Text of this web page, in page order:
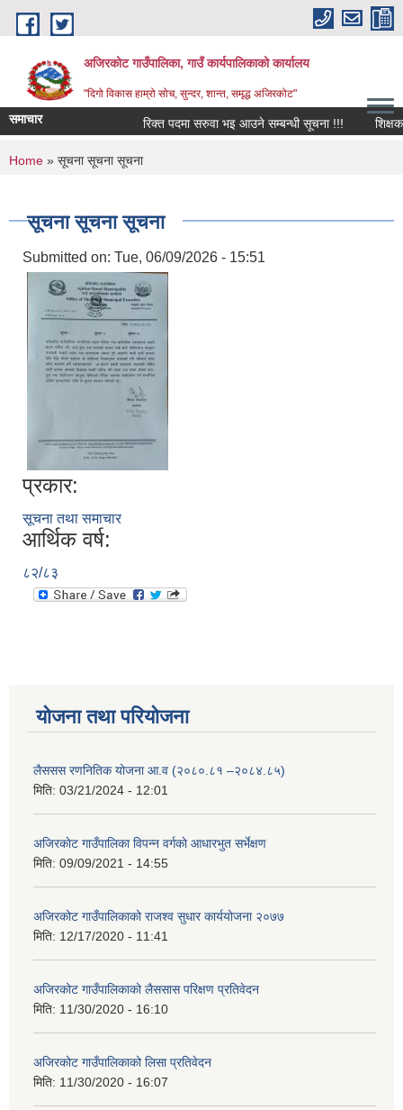
Skip to main content
अजिरकोट गाउँपालिका, गाउँ कार्यपालिकाको कार्यालय
"दिगो विकास हाम्रो सोच, सुन्दर, शान्त, समृद्ध अजिरकोट"
समाचार रिक्त पदमा सरुवा भइ आउने सम्बन्धी सूचना !!! शिक्षक
You are here
Home » सूचना सूचना सूचना
सूचना सूचना सूचना
Submitted on: Tue, 06/09/2026 - 15:51
प्रकार:
सूचना तथा समाचार
आर्थिक वर्ष:
८२/८३
योजना तथा परियोजना
लैससस रणनितिक योजना आ.व (२०८०.८१ –२०८४.८५)
मिति: 03/21/2024 - 12:01
अजिरकाेट गाउँपालिका विपन्न वर्गकाे आधारभुत सर्भेक्षण
मिति: 09/09/2021 - 14:55
अजिरकोट गाउँपालिकाको राजश्व सुधार कार्ययोजना २०७७
मिति: 12/17/2020 - 11:41
अजिरकोट गाउँपालिकाको लैससास परिक्षण प्रतिवेदन
मिति: 11/30/2020 - 16:10
अजिरकोट गाउँपालिकाको लिसा प्रतिवेदन
मिति: 11/30/2020 - 16:07